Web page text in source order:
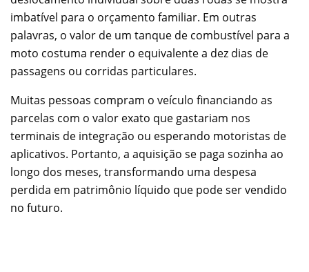
imbatível para o orçamento familiar. Em outras
palavras, o valor de um tanque de combustível para a
moto costuma render o equivalente a dez dias de
passagens ou corridas particulares.
Muitas pessoas compram o veículo financiando as
parcelas com o valor exato que gastariam nos
terminais de integração ou esperando motoristas de
aplicativos. Portanto, a aquisição se paga sozinha ao
longo dos meses, transformando uma despesa
perdida em patrimônio líquido que pode ser vendido
no futuro.